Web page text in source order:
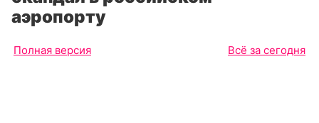
аэропорту
Полная версия Всё за сегодня